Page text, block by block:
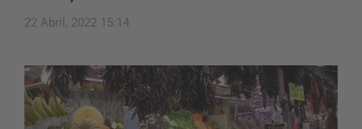
22 Abril, 2022 15:14